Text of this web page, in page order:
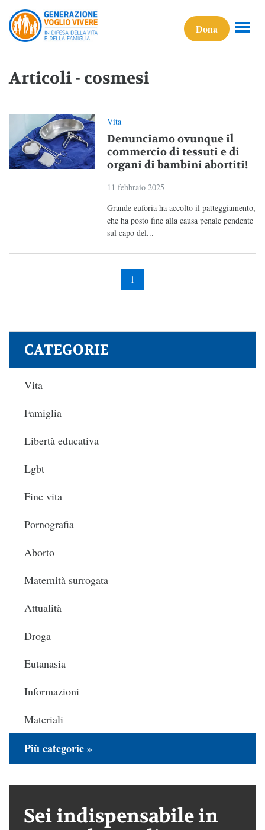
Dona
Articoli - cosmesi
Vita
Denunciamo ovunque il
commercio di tessuti e di
organi di bambini abortiti!
11 febbraio 2025
Grande euforia ha accolto il patteggiamento,
che ha posto fine alla causa penale pendente
sul capo del...
1
CATEGORIE
Vita
Famiglia
Libertà educativa
Lgbt
Fine vita
Pornografia
Aborto
Maternità surrogata
Attualità
Droga
Eutanasia
Informazioni
Materiali
Più categorie »
Sei indispensabile in